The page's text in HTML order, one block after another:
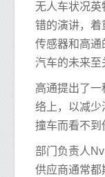
无人车状况英
错的演讲，着
传感器和高通
汽车的未来至
高通提出了一
络上，以减少
撞车而看不到
部门负责人
供应商通常都